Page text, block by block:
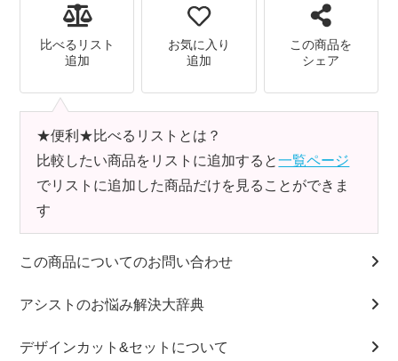
比べるリスト
追加
お気に入り
追加
この商品を
シェア
★便利★比べるリストとは？
比較したい商品をリストに追加すると一覧ページ
でリストに追加した商品だけを見ることができま
す
この商品についてのお問い合わせ
アシストのお悩み解決大辞典
デザインカット&セットについて